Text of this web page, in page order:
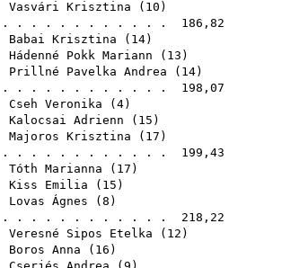
Vasvári Krisztina ( 10 )
. . . . . . . . . . . . 186,82
Babai Krisztina ( 14)
Hádenné Pokk Mariann ( 13 )
Prillné Pavelka Andrea ( 14)
. . . . . . . . . . . . 198,07
Cseh Veronika ( 4)
Kalocsai Adrienn ( 15 )
Majoros Krisztina ( 17 )
. . . . . . . . . . . . 199,43
Tóth Marianna ( 17 )
Kiss Emilia ( 15 )
Lovas Ágnes ( 8 )
. . . . . . . . . . . . 218,22
Veresné Sipos Etelka ( 12 )
Boros Anna ( 16 )